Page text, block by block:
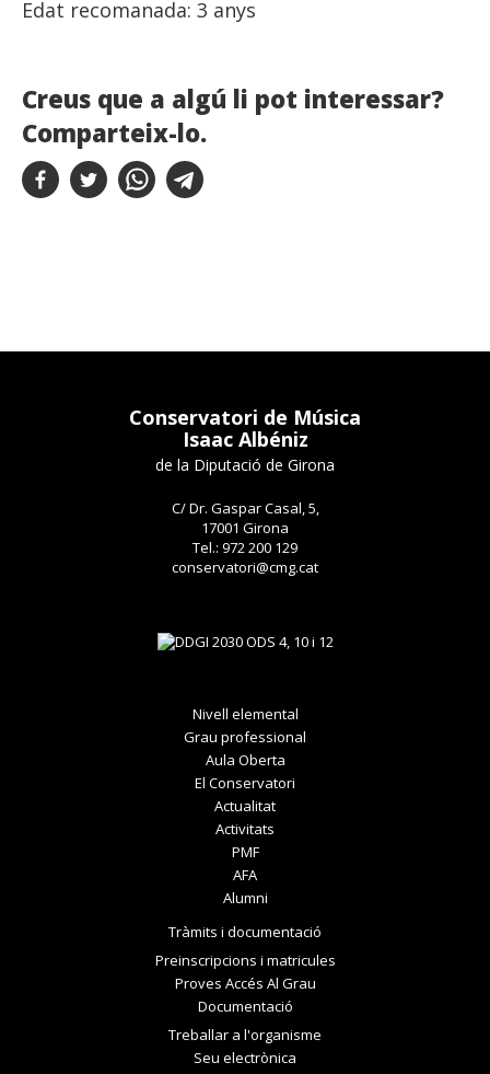
Edat recomanada: 3 anys
Creus que a algú li pot interessar?
Comparteix-lo.
Conservatori de Música
Isaac Albéniz
de la Diputació de Girona
C/ Dr. Gaspar Casal, 5,
17001 Girona
Tel.: 972 200 129
conservatori@cmg.cat
Nivell elemental
Grau professional
Aula Oberta
El Conservatori
Actualitat
Activitats
PMF
AFA
Alumni
Tràmits i documentació
Preinscripcions i matricules
Proves Accés Al Grau
Documentació
Treballar a l'organisme
Seu electrònica